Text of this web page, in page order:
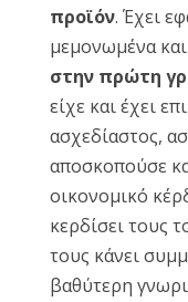
προϊόν. Έχει
μεμονωμένα
στην πρώτη
είχε και έχει
ασχεδίαστος,
αποσκοπούσε
οικονομικό
κερδίσει τους
τους κάνει
βαθύτερη